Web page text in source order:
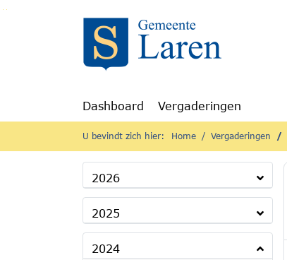
Ga naar de inhoud van deze pagina
Ga naar het zoeken
Ga naar het menu
Dashboard Vergaderingen
U bevindt zich hier: Home Vergaderingen
2026
2025
2024